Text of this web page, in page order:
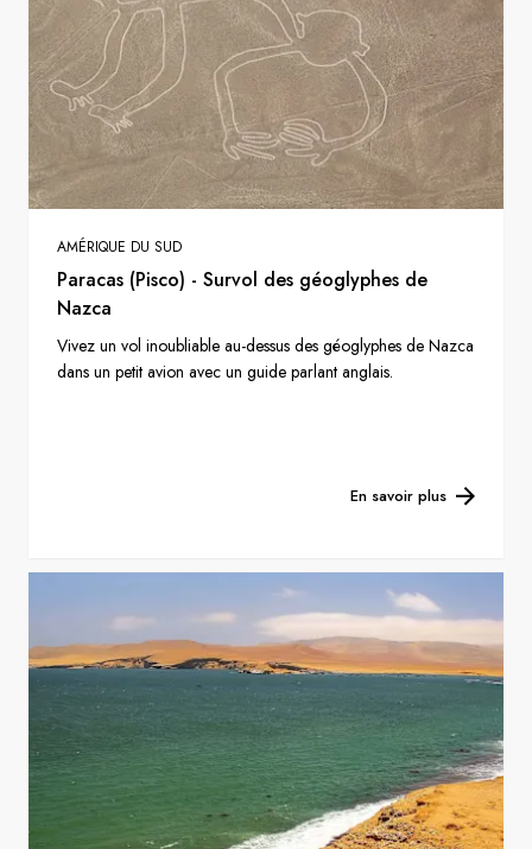
AMÉRIQUE DU SUD
Paracas (Pisco) - Survol des géoglyphes de
Nazca
Vivez un vol inoubliable au-dessus des géoglyphes de Nazca
dans un petit avion avec un guide parlant anglais.
En savoir plus